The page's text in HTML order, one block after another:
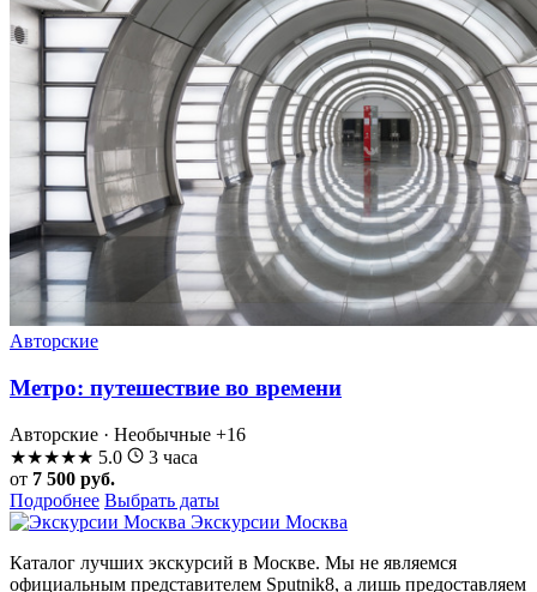
Авторские
Метро: путешествие во времени
Авторские · Необычные +16
★★★★★ 5.0
3 часа
от 7 500 руб.
Подробнее Выбрать даты
Экскурсии Москва
Каталог лучших экскурсий в Москве. Мы не являемся
официальным представителем Sputnik8, а лишь предоставляем